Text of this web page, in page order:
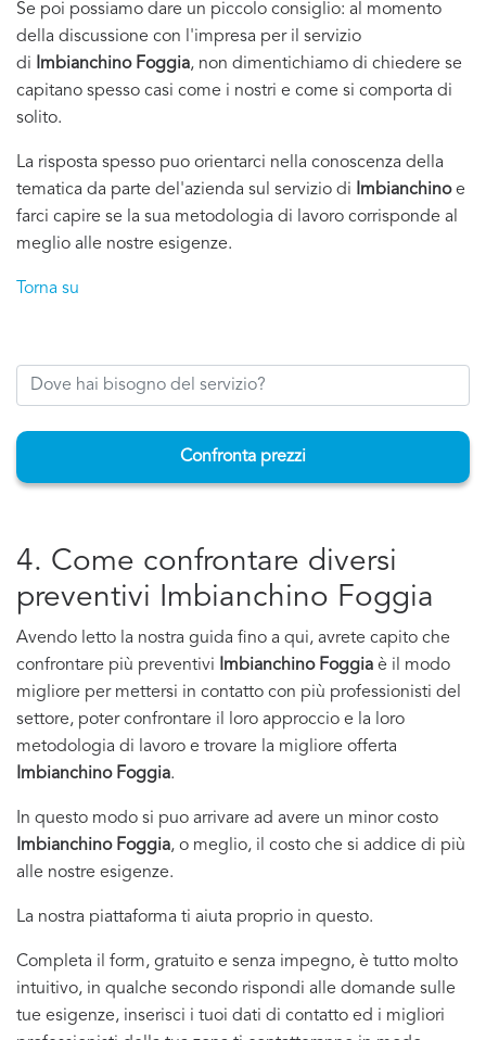
Se poi possiamo dare un piccolo consiglio: al momento
della discussione con l'impresa per il servizio
di
Imbianchino Foggia, non dimentichiamo di chiedere se
capitano spesso casi come i nostri e come si comporta di
solito.
La risposta spesso puo orientarci nella conoscenza della
tematica da parte del'azienda sul servizio di
Imbianchinoe
farci capire se la sua metodologia di lavoro corrisponde al
meglio alle nostre esigenze.
Torna su
Confronta prezzi
4. Come confrontare diversi
preventivi Imbianchino Foggia
Avendo letto la nostra guida fino a qui, avrete capito che
confrontare più preventivi
Imbianchino Foggia è il modo
migliore per mettersi in contatto con più professionisti del
settore, poter confrontare il loro approccio e la loro
metodologia di lavoro e trovare la migliore offerta
Imbianchino Foggia.
In questo modo si puo arrivare ad avere un minor costo
Imbianchino Foggia, o meglio, il costo che si addice di più
alle nostre esigenze.
La nostra piattaforma ti aiuta proprio in questo.
Completa il form, gratuito e senza impegno, è tutto molto
intuitivo, in qualche secondo rispondi alle domande sulle
tue esigenze, inserisci i tuoi dati di contatto ed i migliori